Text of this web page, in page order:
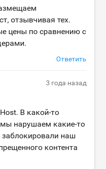
отзывчивая тех.
цены по сравнению с
Ответить
3 года назад
В какой-то
нарушаем какие-то
наш
контента